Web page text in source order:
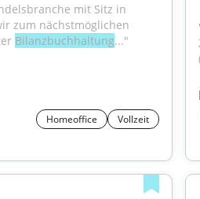
zum nächstmöglichen
Bilanzbuchhaltung..."
Homeoffice Vollzeit